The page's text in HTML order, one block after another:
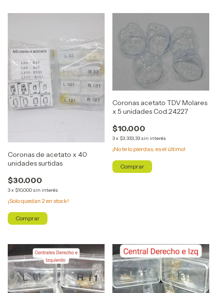
Coronas de acetato x 40
unidades surtidas
$30.000
3x $10.000 sin interés
¡Solo quedan 2 en stock!
Coronas acetato TDV Molares
x 5 unidades Cod.24227
$10.000
3x $3.333,33 sin interés
¡No te lo pierdas, es el último!